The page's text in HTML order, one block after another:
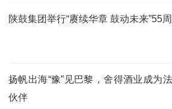
陕鼓集团举行“赓续华章 鼓动未来”55
扬帆出海“豫”见巴黎，舍得酒业成为
伙伴